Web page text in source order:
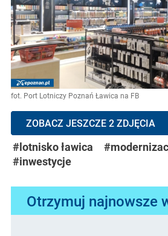
fot. Port Lotniczy Poznań Ławica na FB
ZOBACZ JESZCZE 2 ZDJĘCIA
#lotnisko ławica
#inwestycje
Otrzymuj najnowsze